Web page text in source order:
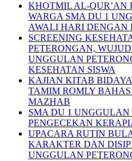
KHOTMIL AL-QUR’AN
WARGA SMA DU 1
AWALI HARI DENGAN
SCREENING
PETERONGAN,
UNGGULAN
KESEHATAN SISWA
KAJIAN KITAB
TAMIM ROMLY
MAZHAB
SMA DU 1
PENGECEKAN
UPACARA RUTIN
KARAKTER DAN
UNGGULAN